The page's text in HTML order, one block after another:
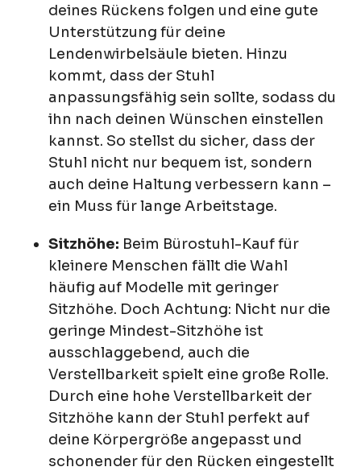
deines Rückens folgen und eine gute
Unterstützung für deine
Lendenwirbelsäule bieten. Hinzu
kommt, dass der Stuhl
anpassungsfähig sein sollte, sodass du
ihn nach deinen Wünschen einstellen
kannst. So stellst du sicher, dass der
Stuhl nicht nur bequem ist, sondern
auch deine Haltung verbessern kann –
ein Muss für lange Arbeitstage.
Sitzhöhe: Beim Bürostuhl-Kauf für
kleinere Menschen fällt die Wahl
häufig auf Modelle mit geringer
Sitzhöhe. Doch Achtung: Nicht nur die
geringe Mindest-Sitzhöhe ist
ausschlaggebend, auch die
Verstellbarkeit spielt eine große Rolle.
Durch eine hohe Verstellbarkeit der
Sitzhöhe kann der Stuhl perfekt auf
deine Körpergröße angepasst und
schonender für den Rücken eingestellt